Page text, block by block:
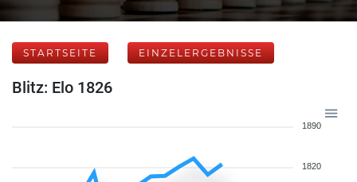
STARTSEITE EINZELERGEBNISSE
Blitz: Elo 1826
1890
1820